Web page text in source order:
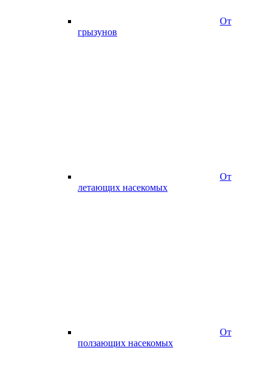
От
грызунов
От
летающих насекомых
От
ползающих насекомых